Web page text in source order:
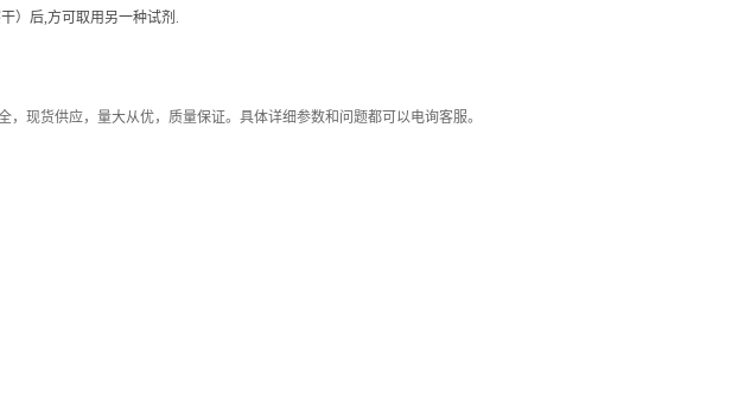
）后,方可取用另一种试剂.
现货供应，量大从优，质量保证。具体详细参数和问题都可以电询客服。